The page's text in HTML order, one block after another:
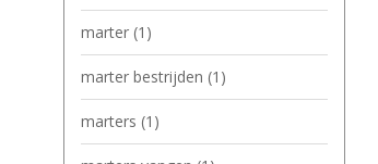
marter (1)
marter bestrijden (1)
marters (1)